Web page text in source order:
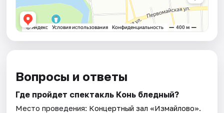
Вопросы и ответы
Где пройдет спектакль Конь бледный?
Место проведения: Концертный зал «Измайлово».